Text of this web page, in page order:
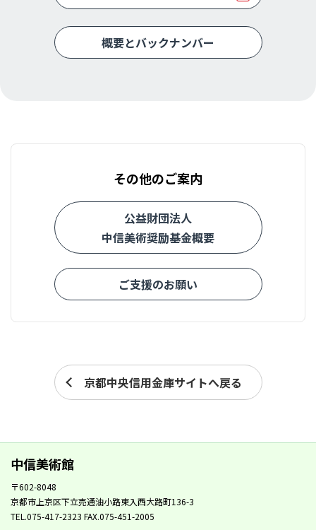
概要とバックナンバー
その他のご案内
公益財団法人
中信美術奨励基金概要
ご支援のお願い
京都中央信用金庫サイトへ戻る
中信美術館
〒602-8048
京都市上京区下立売通油小路東入西大路町136-3
TEL.075-417-2323 FAX.075-451-2005